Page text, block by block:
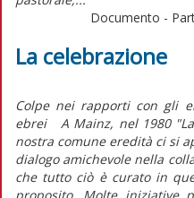
Documento -
La celebrazione
Colpe nei rapporti con gli
ebrei A Mainz, nel 1980
nostra comune eredità ci si
dialogo amichevole nella
che tutto ciò è curato in